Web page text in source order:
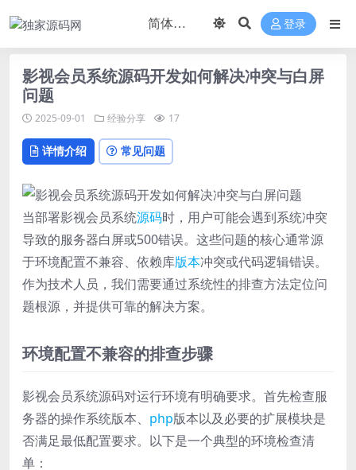
登录
影视会员系统源码开发如何解决冲突与白屏
问题
2025-09-01 经验分享 17
详情介绍 常见问题
当部署影视会员系统源码时，用户可能会遇到系统冲突
导致的服务器白屏或500错误。这些问题的核心通常源
于环境配置不兼容、依赖库版本冲突或代码逻辑错误。
作为技术人员，我们需要通过系统性的排查方法定位问
题根源，并提供可靠的解决方案。
环境配置不兼容的排查步骤
影视会员系统源码对运行环境有明确要求。首先检查服
务器的操作系统版本、 php版本以及必要的扩展模块是
否满足最低配置要求。以下是一个典型的环境检查清
单：